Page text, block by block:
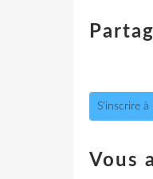
S'inscrire à
Vous